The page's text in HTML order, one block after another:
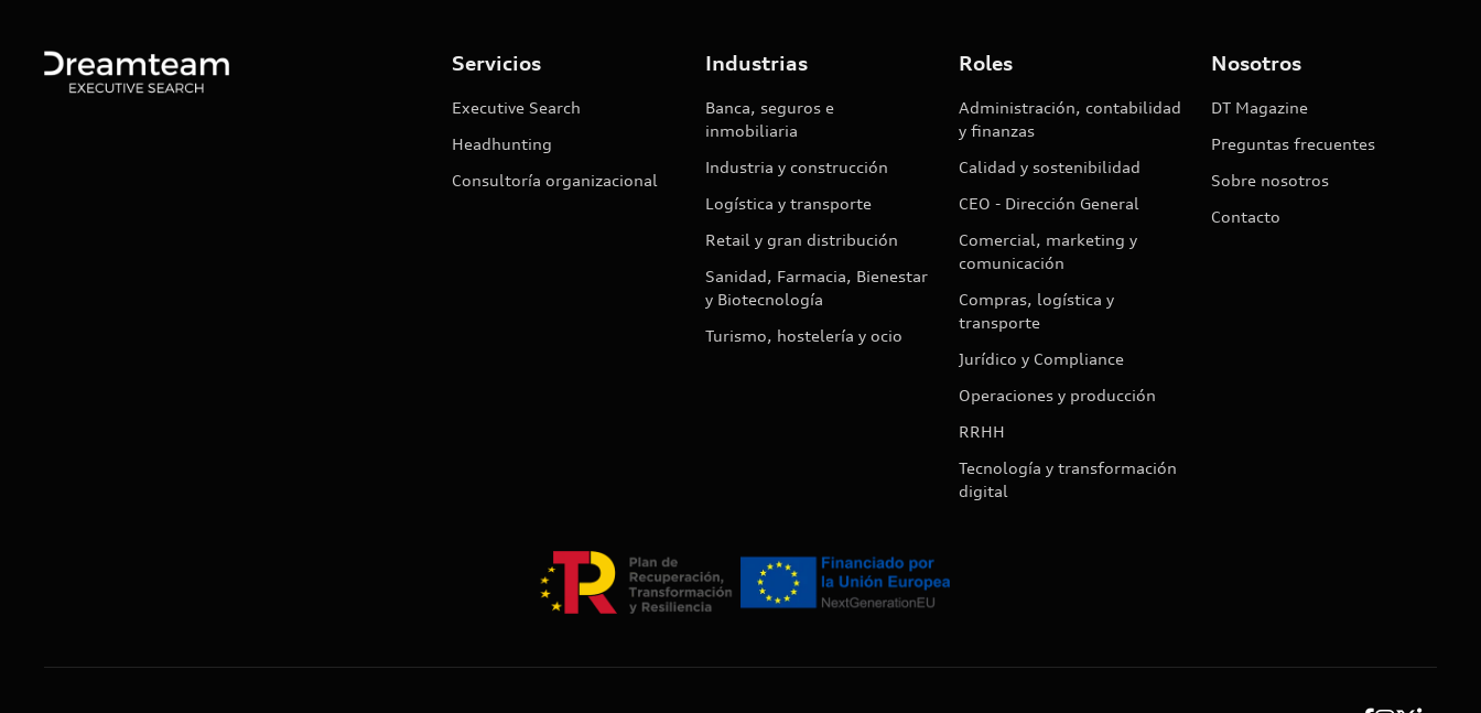
Servicios
Executive Search
Headhunting
Consultoría organizacional
Industrias
Banca, seguros e
inmobiliaria
Industria y construcción
Logística y transporte
Retail y gran distribución
Sanidad, Farmacia, Bienestar
y Biotecnología
Turismo, hostelería y ocio
Roles
Administración, contabilidad
y finanzas
Calidad y sostenibilidad
CEO - Dirección General
Comercial, marketing y
comunicación
Compras, logística y
transporte
Jurídico y Compliance
Operaciones y producción
RRHH
Tecnología y transformación
digital
Nosotros
DT Magazine
Preguntas frecuentes
Sobre nosotros
Contacto